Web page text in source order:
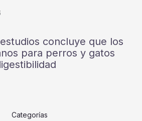
concluye que los
para perros y gatos
Categorías